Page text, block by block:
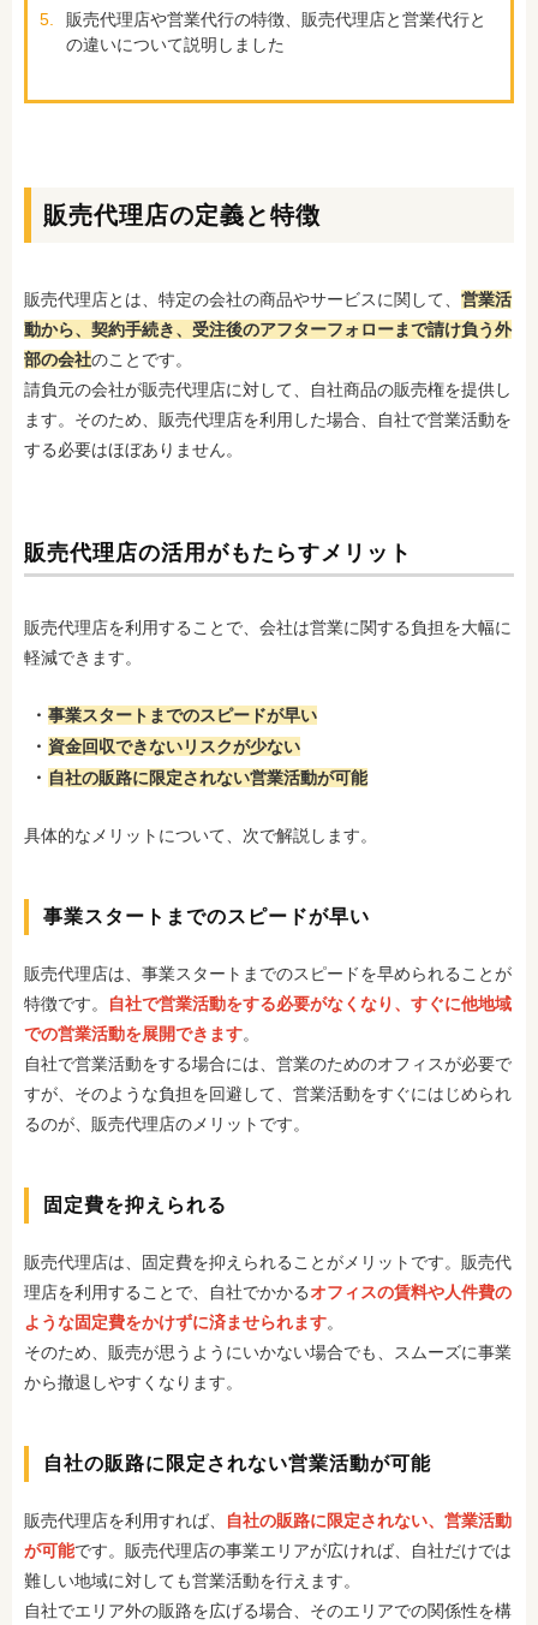
5.
販売代理店や営業代行の特徴、販売代理店と営業代行と
の違いについて説明しました
販売代理店の定義と特徴
販売代理店とは、特定の会社の商品やサービスに関して、 営業活
動から、契約手続き、受注後のアフターフォローまで請け負う外
部の会社のことです。
請負元の会社が販売代理店に対して、自社商品の販売権を提供し
ます。そのため、販売代理店を利用した場合、自社で営業活動を
する必要はほぼありません。
販売代理店の活用がもたらすメリット
販売代理店を利用することで、会社は営業に関する負担を大幅に
軽減できます。
事業スタートまでのスピードが早い
資金回収できないリスクが少ない
自社の販路に限定されない営業活動が可能
具体的なメリットについて、次で解説します。
事業スタートまでのスピードが早い
販売代理店は、事業スタートまでのスピードを早められることが
特徴です。
自社で営業活動をする必要がなくなり、すぐに他地域
での営業活動を展開できます。
自社で営業活動をする場合には、営業のためのオフィスが必要で
すが、そのような負担を回避して、営業活動をすぐにはじめられ
るのが、販売代理店のメリットです。
固定費を抑えられる
販売代理店は、固定費を抑えられることがメリットです。販売代
理店を利用することで、自社でかかるオフィスの賃料や人件費の
ような固定費をかけずに済ませられます。
そのため、販売が思うようにいかない場合でも、スムーズに事業
から撤退しやすくなります。
自社の販路に限定されない営業活動が可能
販売代理店を利用すれば、
自社の販路に限定されない、営業活動
が可能です。販売代理店の事業エリアが広ければ、自社だけでは
難しい地域に対しても営業活動を行えます。
自社でエリア外の販路を広げる場合、そのエリアでの関係性を構